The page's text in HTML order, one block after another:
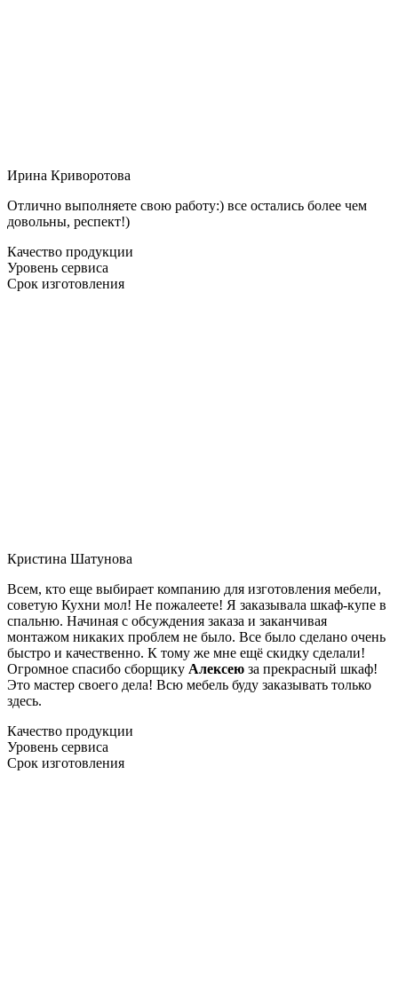
Ирина Криворотова
Отлично выполняете свою работу:) все остались более чем
довольны, респект!)
Качество продукции
Уровень сервиса
Срок изготовления
Кристина Шатунова
Всем, кто еще выбирает компанию для изготовления мебели,
советую Кухни мол! Не пожалеете! Я заказывала шкаф-купе в
спальню. Начиная с обсуждения заказа и заканчивая
монтажом никаких проблем не было. Все было сделано очень
быстро и качественно. К тому же мне ещё скидку сделали!
Огромное спасибо сборщику Алексею за прекрасный шкаф!
Это мастер своего дела! Всю мебель буду заказывать только
здесь.
Качество продукции
Уровень сервиса
Срок изготовления